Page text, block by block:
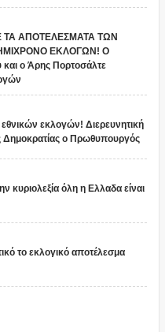
ΤΑ ΑΠΟΤΕΛΕΣΜΑΤΑ ΤΩΝ
ΕΚΛΟΓΩΝ! Ο
ο Άρης Πορτοσάλτε
εκλογών! Διερευνητική
Δημοκρατίας ο Πρωθυπουργός
κυριολεξία όλη η Ελλαδα είναι
το εκλογικό αποτέλεσμα